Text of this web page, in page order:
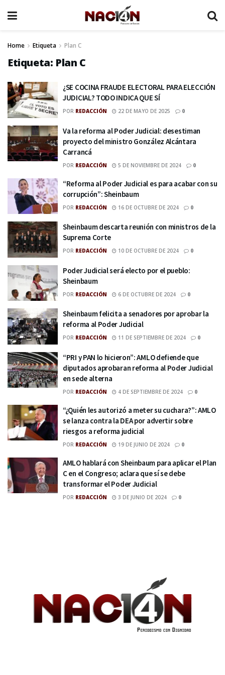
Home Etiqueta Plan C
Etiqueta: Plan C
¿SE COCINA FRAUDE ELECTORAL PARA ELECCIÓN
JUDICIAL? TODO INDICA QUE SÍ
POR REDACCIÓN 22 DE MAYO DE 2025 0
Va la reforma al Poder Judicial: desestiman
proyecto del ministro González Alcántara
Carrancá
POR REDACCIÓN 5 DE NOVIEMBRE DE 2024 0
“Reforma al Poder Judicial es para acabar con su
corrupción”: Sheinbaum
POR REDACCIÓN 16 DE OCTUBRE DE 2024 0
Sheinbaum descarta reunión con ministros de la
Suprema Corte
POR REDACCIÓN 10 DE OCTUBRE DE 2024 0
Poder Judicial será electo por el pueblo:
Sheinbaum
POR REDACCIÓN 6 DE OCTUBRE DE 2024 0
Sheinbaum felicita a senadores por aprobar la
reforma al Poder Judicial
POR REDACCIÓN 11 DE SEPTIEMBRE DE 2024 0
“PRI y PAN lo hicieron”: AMLO defiende que
diputados aprobaran reforma al Poder Judicial
en sede alterna
POR REDACCIÓN 4 DE SEPTIEMBRE DE 2024 0
“¿Quién les autorizó a meter su cuchara?”: AMLO
se lanza contra la DEA por advertir sobre
riesgos a reforma judicial
POR REDACCIÓN 19 DE JUNIO DE 2024 0
AMLO hablará con Sheinbaum para aplicar el Plan
C en el Congreso; aclara que sí se debe
transformar el Poder Judicial
POR REDACCIÓN 3 DE JUNIO DE 2024 0